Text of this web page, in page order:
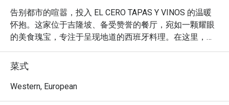
告别都市的喧嚣，投入 EL CERO TAPAS Y VINOS 的温暖
怀抱。这家位于吉隆坡、备受赞誉的餐厅，宛如一颗耀眼
的美食瑰宝，专注于呈现地道的西班牙料理。在这里，拥
有十余年经验的大师级主厨精心烹制传统塔帕斯与风味绝
佳的西班牙海鲜饭，让空气中弥漫着浓郁的西班牙芬芳。
温馨宜人的氛围中，满是客人的交谈声与杯盏的碰撞声，
大家在此分享佳肴。餐厅提供穆斯林友好的无猪肉、无猪
菜式
Western, European